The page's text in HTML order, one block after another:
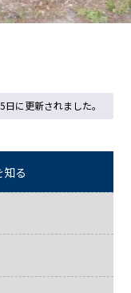
に更新されました。
る